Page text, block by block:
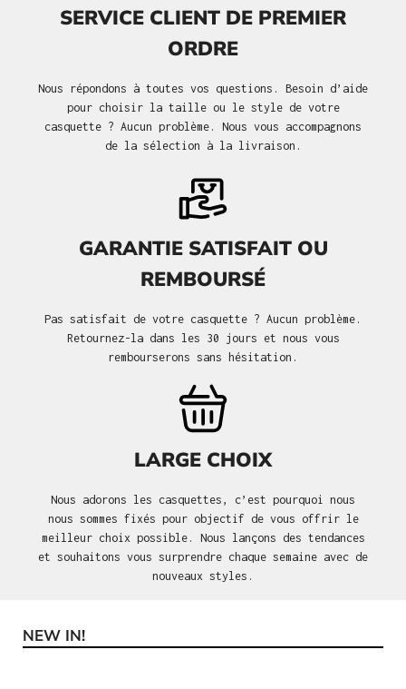
SERVICE CLIENT DE PREMIER
ORDRE
Nous répondons à toutes vos questions. Besoin d’aide
pour choisir la taille ou le style de votre
casquette ? Aucun problème. Nous vous accompagnons
de la sélection à la livraison.
GARANTIE SATISFAIT OU
REMBOURSÉ
Pas satisfait de votre casquette ? Aucun problème.
Retournez-la dans les 30 jours et nous vous
rembourserons sans hésitation.
LARGE CHOIX
Nous adorons les casquettes, c’est pourquoi nous
nous sommes fixés pour objectif de vous offrir le
meilleur choix possible. Nous lançons des tendances
et souhaitons vous surprendre chaque semaine avec de
nouveaux styles.
Ignorer la galerie de produits
NEW IN!